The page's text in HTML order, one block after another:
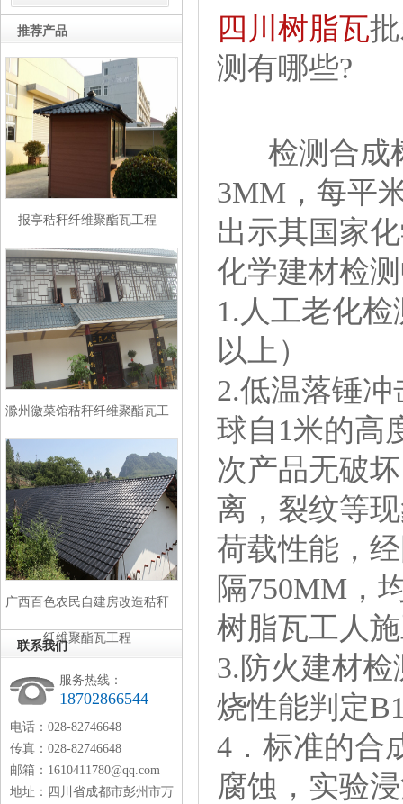
四川 树脂瓦
测有哪些?
检测合成树
3MM，每平
出示其国家
化学建材检
1.人工老化
以上）
2.低温落锤
球自1米的高
次产品无破
离，裂纹等
荷载性能，
隔750MM，
树脂瓦工人
3.防火建材
烧性能判定
4．标准的合
腐蚀，实验
推荐产品
报亭秸秆纤维聚酯瓦工程
滁州徽菜馆秸秆纤维聚酯瓦工
广西百色农民自建房改造秸秆
纤维聚酯瓦工程
联系我们
服务热线：
18702866544
电话：028-82746648
传真：028-82746648
邮箱：1610411780@qq.com
地址：四川省成都市彭州市万